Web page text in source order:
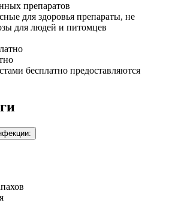
препаратов
для здоровья препараты, не
для людей и питомцев
бесплатно предоставляются